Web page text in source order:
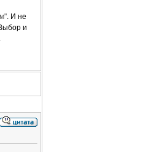
. И не
и